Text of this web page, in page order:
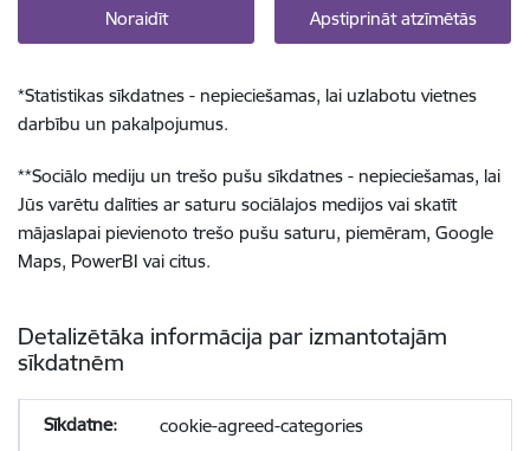
Noraidīt Apstiprināt atzīmētās
*Statistikas sīkdatnes - nepieciešamas, lai uzlabotu vietnes
darbību un pakalpojumus.
**Sociālo mediju un trešo pušu sīkdatnes - nepieciešamas, lai
Jūs varētu dalīties ar saturu sociālajos medijos vai skatīt
mājaslapai pievienoto trešo pušu saturu, piemēram, Google
Maps, PowerBI vai citus.
Detalizētāka informācija par izmantotajām
sīkdatnēm
cookie-agreed-categories